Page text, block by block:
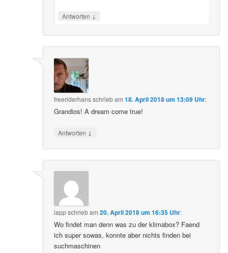
Antworten ↓
freeriderhansschriebam18. April 2018 um 13:09 Uhr:
Grandios! A dream come true!
Antworten ↓
lappschriebam20. April 2018 um 16:35 Uhr:
Wo findet man denn was zu der klimabox? Faend
ich super sowas, konnte aber nichts finden bei
suchmaschinen